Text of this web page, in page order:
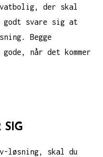
der skal
godt svare sig at
Begge
når det kommer
SIG
løsning, skal du